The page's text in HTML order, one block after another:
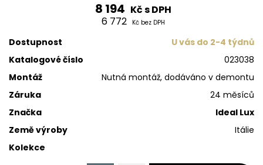
8 194 Kč s DPH
6 772
Kč bez DPH
Dostupnost
U vás do 2-4 týdnů
Katalogové číslo
023038
Montáž
Nutná montáž, dodáváno v demontu
Záruka
24 měsíců
Značka
Ideal Lux
Země výroby
Itálie
Kolekce